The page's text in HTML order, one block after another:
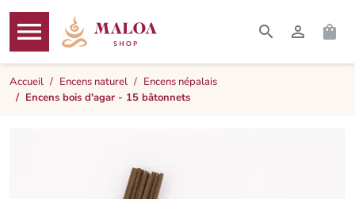

MENU
  
Accueil Encens naturel
Encens népalais
Encens bois d'agar - 15 bâtonnets